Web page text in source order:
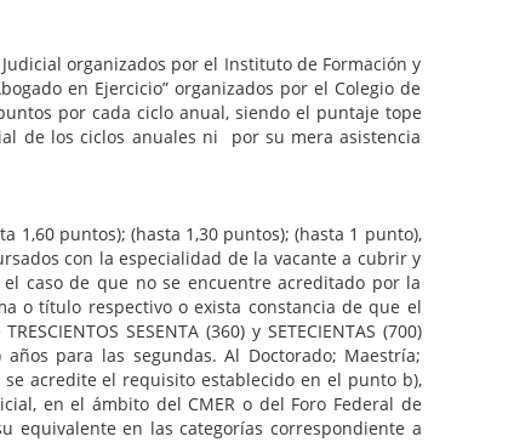
organizados por el Instituto de Formación y
en Ejercicio” organizados por el Colegio de
por cada ciclo anual, siendo el puntaje tope
de los ciclos anuales ni por su mera asistencia
puntos); (hasta 1,30 puntos); (hasta 1 punto),
con la especialidad de la vacante a cubrir y
caso de que no se encuentre acreditado por la
o título respectivo o exista constancia de que el
SESENTA (360) y SETECIENTAS (700)
para las segundas. Al Doctorado; Maestría;
acredite el requisito establecido en el punto b),
en el ámbito del CMER o del Foro Federal de
equivalente en las categorías correspondiente a